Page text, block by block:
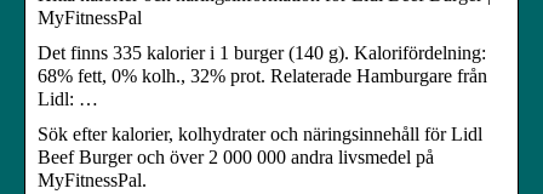
MyFitnessPal
Det finns 335 kalorier i 1 burger (140 g). Kalorifördelning:
68% fett, 0% kolh., 32% prot. Relaterade Hamburgare från
Lidl: …
Sök efter kalorier, kolhydrater och näringsinnehåll för Lidl
Beef Burger och över 2 000 000 andra livsmedel på
MyFitnessPal.